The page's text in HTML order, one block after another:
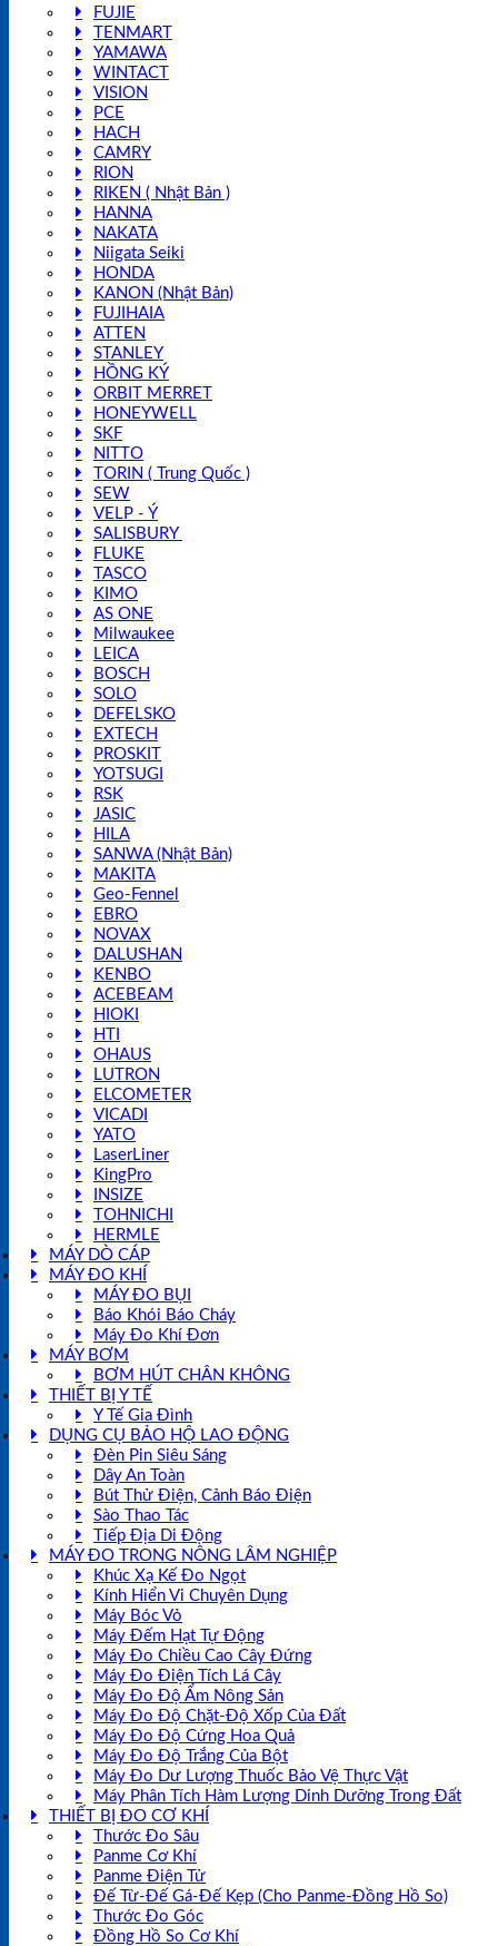
FUJIE
TENMART
YAMAWA
WINTACT
VISION
PCE
HACH
CAMRY
RION
RIKEN ( Nhật Bản )
HANNA
NAKATA
Niigata Seiki
HONDA
KANON (Nhật Bản)
FUJIHAIA
ATTEN
STANLEY
HỒNG KÝ
ORBIT MERRET
HONEYWELL
SKF
NITTO
TORIN ( Trung Quốc )
SEW
VELP - Ý
SALISBURY
FLUKE
TASCO
KIMO
AS ONE
Milwaukee
LEICA
BOSCH
SOLO
DEFELSKO
EXTECH
PROSKIT
YOTSUGI
RSK
JASIC
HILA
SANWA (Nhật Bản)
MAKITA
Geo-Fennel
EBRO
NOVAX
DALUSHAN
KENBO
ACEBEAM
HIOKI
HTI
OHAUS
LUTRON
ELCOMETER
VICADI
YATO
LaserLiner
KingPro
INSIZE
TOHNICHI
HERMLE
MÁY DÒ CÁP
MÁY ĐO KHÍ
MÁY ĐO BỤI
Báo Khói Báo Cháy
Máy Đo Khí Đơn
MÁY BƠM
BƠM HÚT CHÂN KHÔNG
THIẾT BỊ Y TẾ
Y Tế Gia Đình
DỤNG CỤ BẢO HỘ LAO ĐỘNG
Đèn Pin Siêu Sáng
Dây An Toàn
Bút Thử Điện, Cảnh Báo Điện
Sào Thao Tác
Tiếp Địa Di Động
MÁY ĐO TRONG NÔNG LÂM NGHIỆP
Khúc Xạ Kế Đo Ngọt
Kính Hiển Vi Chuyên Dụng
Máy Bóc Vỏ
Máy Đếm Hạt Tự Động
Máy Đo Chiều Cao Cây Đứng
Máy Đo Điện Tích Lá Cây
Máy Đo Độ Ẩm Nông Sản
Máy Đo Độ Chặt-Độ Xốp Của Đất
Máy Đo Độ Cứng Hoa Quả
Máy Đo Độ Trắng Của Bột
Máy Đo Dư Lượng Thuốc Bảo Vệ Thực Vật
Máy Phân Tích Hàm Lượng Dinh Dưỡng Trong Đất
THIẾT BỊ ĐO CƠ KHÍ
Thước Đo Sâu
Panme Cơ Khí
Panme Điện Tử
Đế Từ-Đế Gá-Đế Kẹp (Cho Panme-Đồng Hồ So)
Thước Đo Góc
Đồng Hồ So Cơ Khí